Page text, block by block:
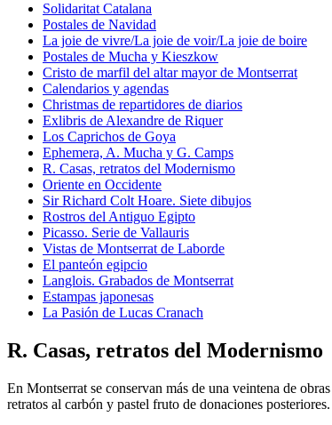
Solidaritat Catalana
Postales de Navidad
La joie de vivre/La joie de voir/La joie de boire
Postales de Mucha y Kieszkow
Cristo de marfil del altar mayor de Montserrat
Calendarios y agendas
Christmas de repartidores de diarios
Exlibris de Alexandre de Riquer
Los Caprichos de Goya
Ephemera, A. Mucha y G. Camps
R. Casas, retratos del Modernismo
Oriente en Occidente
Sir Richard Colt Hoare. Siete dibujos
Rostros del Antiguo Egipto
Picasso. Serie de Vallauris
Vistas de Montserrat de Laborde
El panteón egipcio
Langlois. Grabados de Montserrat
Estampas japonesas
La Pasión de Lucas Cranach
R. Casas, retratos del Modernismo
En Montserrat se conservan más de una veintena de
retratos al carbón y pastel fruto de donaciones posteriores.